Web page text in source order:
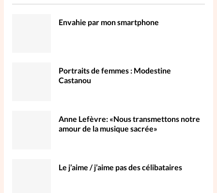
Envahie par mon smartphone
Portraits de femmes : Modestine
Castanou
Anne Lefèvre: «Nous transmettons notre
amour de la musique sacrée»
Le j’aime / j’aime pas des célibataires